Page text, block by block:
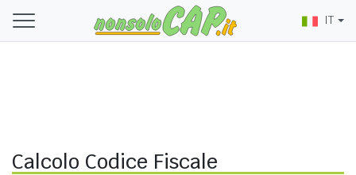
IT
Calcolo Codice Fiscale